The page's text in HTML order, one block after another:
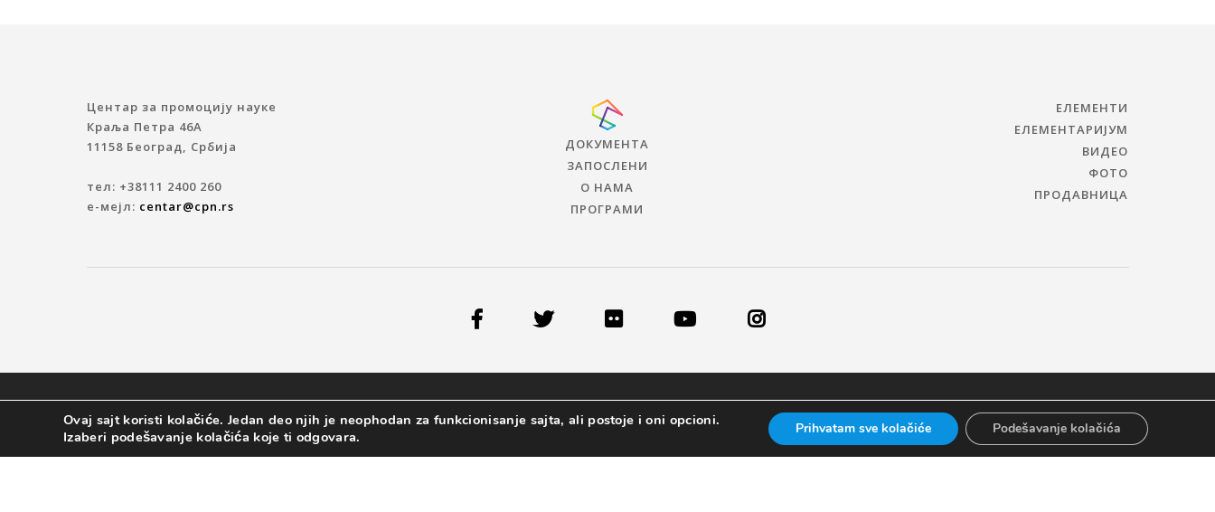
Центар за промоцију науке
Краља Петра 46A
11158 Београд, Србија
тел: +38111 2400 260
е-мејл: centar@cpn.rs
ДОКУМЕНТА
ЗАПОСЛЕНИ
О НАМА
ПРОГРАМИ
ЕЛЕМЕНТИ
ЕЛЕМЕНТАРИЈУМ
ВИДЕО
ФОТО
ПРОДАВНИЦА
© 2019 ЦЕНТАР ЗА ПРОМОЦИЈУ НАУКЕ
Ovaj sajt koristi kolačiće. Jedan deo njih je neophodan za funkcionisanje sajta, ali postoje i oni opcioni.
Izaberi podešavanje kolačića koje ti odgovara.
Prihvatam sve kolačiće Podešavanje kolačića